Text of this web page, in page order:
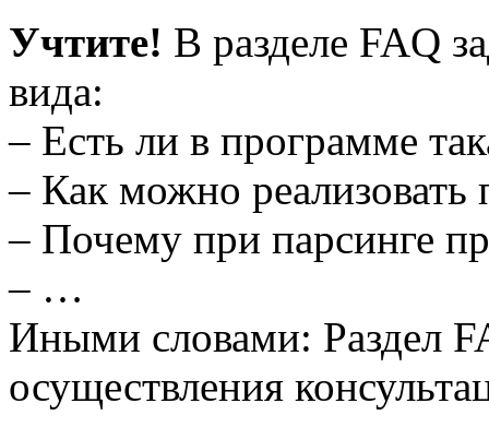
Учтите! В разделе FAQ
вида:
– Есть ли в программе
– Как можно реализовать
– Почему при парсинге
– …
Иными словами: Раздел
осуществления